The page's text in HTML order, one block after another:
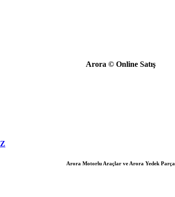
Arora © Online Satış
Arora Motorlu Araçlar ve Arora Yedek Parça